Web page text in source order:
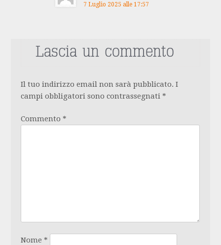
7 Luglio 2025 alle 17:57
Lascia un commento
Il tuo indirizzo email non sarà pubblicato. I
campi obbligatori sono contrassegnati *
Commento *
Nome *